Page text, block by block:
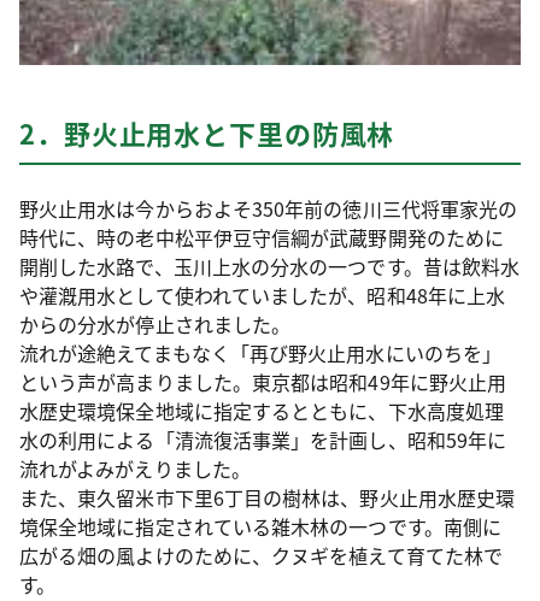
2．野火止用水と下里の防風林
野火止用水は今からおよそ350年前の徳川三代将軍家光の
時代に、時の老中松平伊豆守信綱が武蔵野開発のために
開削した水路で、玉川上水の分水の一つです。昔は飲料水
や灌漑用水として使われていましたが、昭和48年に上水
からの分水が停止されました。
流れが途絶えてまもなく「再び野火止用水にいのちを」
という声が高まりました。東京都は昭和49年に野火止用
水歴史環境保全地域に指定するとともに、下水高度処理
水の利用による「清流復活事業」を計画し、昭和59年に
流れがよみがえりました。
また、東久留米市下里6丁目の樹林は、野火止用水歴史環
境保全地域に指定されている雑木林の一つです。南側に
広がる畑の風よけのために、クヌギを植えて育てた林で
す。